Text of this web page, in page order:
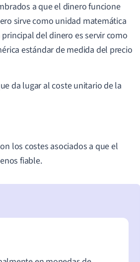
a que el dinero funcione
sirve como unidad matemática
del dinero es servir como
estándar de medida del precio
da lugar al coste unitario de la
los costes asociados a que el
fiable.